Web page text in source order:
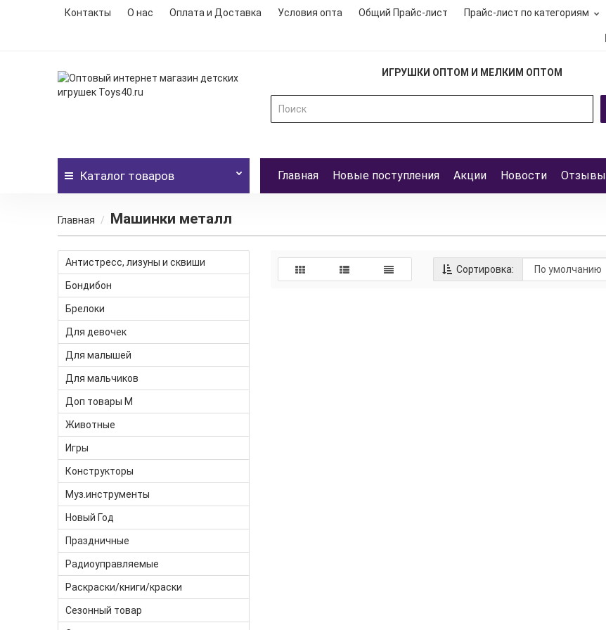
Контакты О нас Оплата и Доставка Условия опта Общий Прайс-лист Прайс-лист по категориям
ИГРУШКИ ОПТОМ И МЕЛКИМ ОПТОМ
Каталог товаров Главная Новые поступления Акции Новости Отзывы
Главная Машинки металл
Антистресс, лизуны и сквиши
Бондибон
Брелоки
Для девочек
Для малышей
Для мальчиков
Доп товары М
Животные
Игры
Конструкторы
Муз.инструменты
Новый Год
Праздничные
Радиоуправляемые
Раскраски/книги/краски
Сезонный товар
Сортировка: